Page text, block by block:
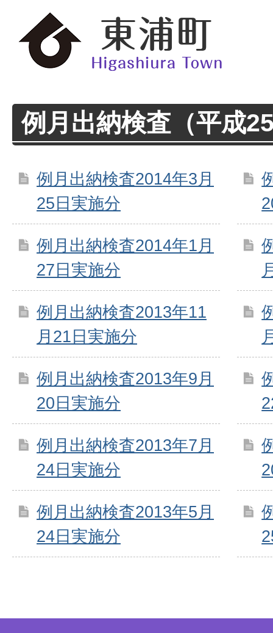
例月出納検査（平成
例月出納検査2014年3月
25日実施分
例月出納検査2014年1月
27日実施分
例月出納検査2013年11
月21日実施分
例月出納検査2013年9月
20日実施分
例月出納検査2013年7月
24日実施分
例月出納検査2013年5月
24日実施分